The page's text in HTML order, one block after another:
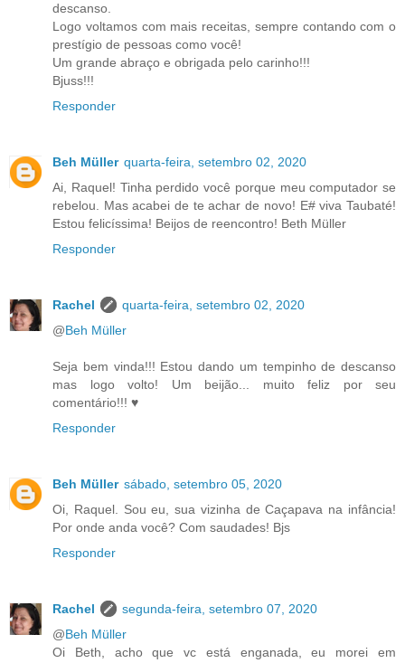
descanso.
Logo voltamos com mais receitas, sempre contando com o
prestígio de pessoas como você!
Um grande abraço e obrigada pelo carinho!!!
Bjuss!!!
Responder
Beh Müller quarta-feira, setembro 02, 2020
Ai, Raquel! Tinha perdido você porque meu computador se
rebelou. Mas acabei de te achar de novo! E# viva Taubaté!
Estou felicíssima! Beijos de reencontro! Beth Müller
Responder
Rachel
quarta-feira, setembro 02, 2020
@Beh Müller
Seja bem vinda!!! Estou dando um tempinho de descanso
mas logo volto! Um beijão... muito feliz por seu
comentário!!! ♥
Responder
Beh Müller sábado, setembro 05, 2020
Oi, Raquel. Sou eu, sua vizinha de Caçapava na infância!
Por onde anda você? Com saudades! Bjs
Responder
Rachel
segunda-feira, setembro 07, 2020
@Beh Müller
Oi Beth, acho que vc está enganada, eu morei em